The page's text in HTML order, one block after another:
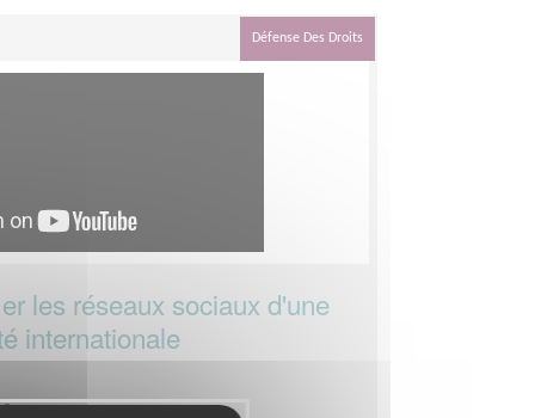
Défense Des Droits
les réseaux sociaux d'une
internationale